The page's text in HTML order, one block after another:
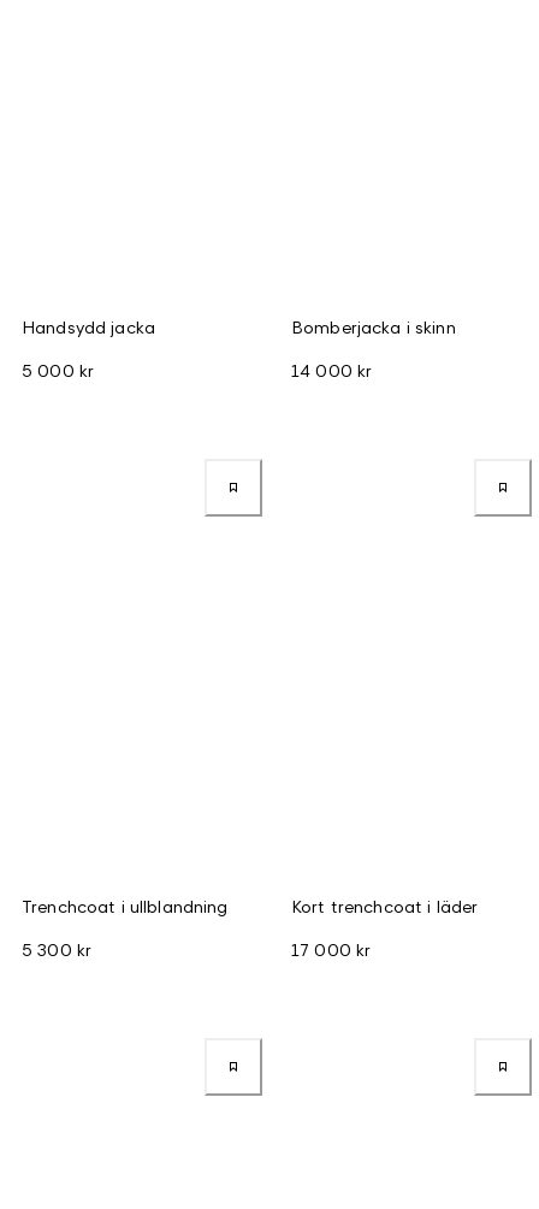
Handsydd jacka
5 000 kr
Bomberjacka i skinn
14 000 kr
Trenchcoat i ullblandning
5 300 kr
Kort trenchcoat i läder
17 000 kr